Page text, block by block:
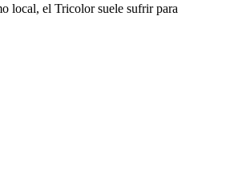
local, el Tricolor suele sufrir para